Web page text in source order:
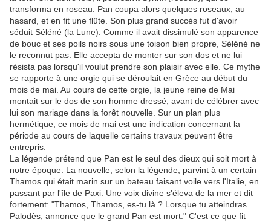
transforma en roseau. Pan coupa alors quelques roseaux, au
hasard, et en fit une flûte. Son plus grand succès fut d'avoir
séduit Séléné (la Lune). Comme il avait dissimulé son apparence
de bouc et ses poils noirs sous une toison bien propre, Séléné ne
le reconnut pas. Elle accepta de monter sur son dos et ne lui
résista pas lorsqu'il voulut prendre son plaisir avec elle. Ce mythe
se rapporte à une orgie qui se déroulait en Grèce au début du
mois de mai. Au cours de cette orgie, la jeune reine de Mai
montait sur le dos de son homme dressé, avant de célébrer avec
lui son mariage dans la forêt nouvelle. Sur un plan plus
hermétique, ce mois de mai est une indication concernant la
période au cours de laquelle certains travaux peuvent être
entrepris.
La légende prétend que Pan est le seul des dieux qui soit mort à
notre époque. La nouvelle, selon la légende, parvint à un certain
Thamos qui était marin sur un bateau faisant voile vers l'Italie, en
passant par l'île de Paxi. Une voix divine s'éleva de la mer et dit
fortement: "Thamos, Thamos, es-tu là ? Lorsque tu atteindras
Palodès, annonce que le grand Pan est mort." C'est ce que fit